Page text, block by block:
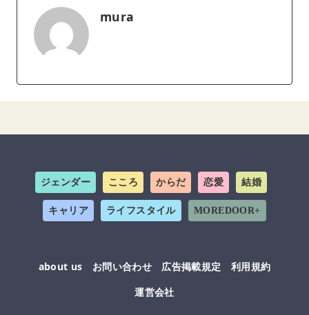
mura
ジェンダー こころ からだ 恋愛 結婚
キャリア ライフスタイル MOREDOOR+
about us お問い合わせ 広告掲載規定
利用規約
運営会社